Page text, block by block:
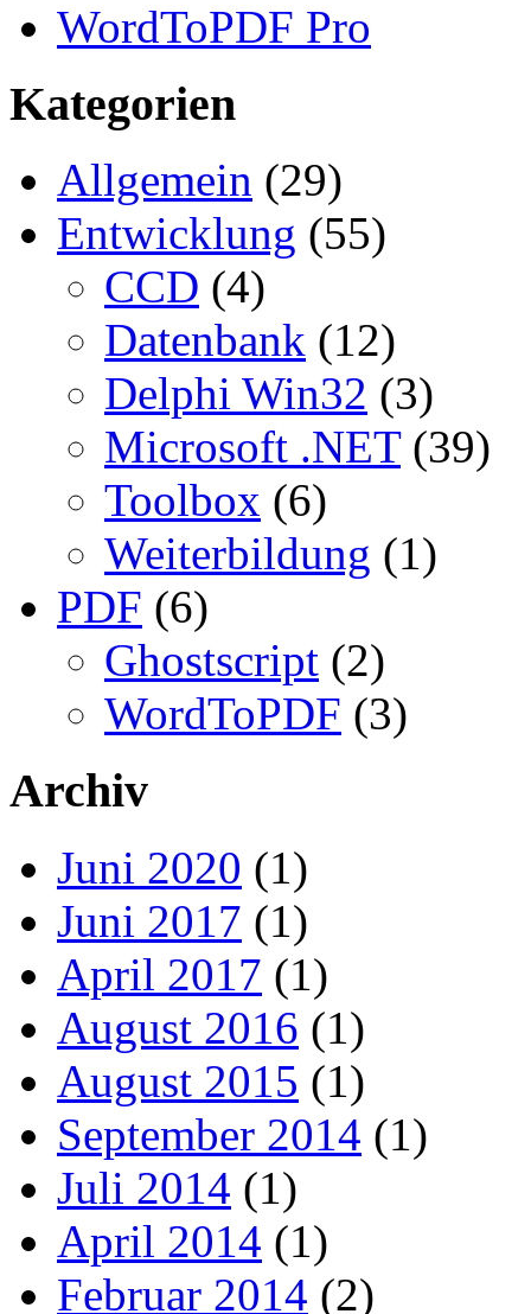
WordToPDF Pro
Kategorien
Allgemein (29)
Entwicklung (55)
CCD (4)
Datenbank (12)
Delphi Win32 (3)
Microsoft .NET(39)
Toolbox (6)
Weiterbildung (1)
PDF (6)
Ghostscript (2)
WordToPDF (3)
Archiv
Juni 2020 (1)
Juni 2017 (1)
April 2017 (1)
August 2016 (1)
August 2015 (1)
September 2014 (1)
Juli 2014 (1)
April 2014 (1)
Februar 2014 (2)